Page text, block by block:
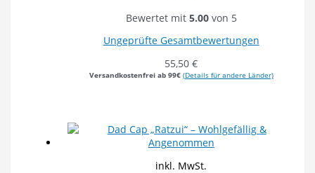
Bewertet mit 5.00von 5
Ungeprüfte Gesamtbewertungen
55,50€
Versandkostenfrei ab 99€ (Details für andere Länder)
inkl. MwSt.